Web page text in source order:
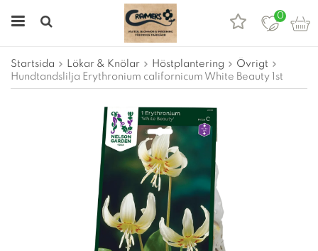
0
Startsida Lökar & Knölar Höstplantering
Övrigt
Hundtandslilja Erythronium californicum White Beauty 1st